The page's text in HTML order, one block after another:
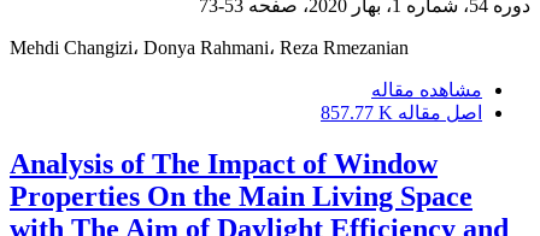
دوره 54، شماره 1، بهار 2020، صفحه 53-73
Mehdi Changizi، Donya Rahmani، Reza Rmezanian
مشاهده مقاله
اصل مقاله 857.77 K
Analysis of The Impact of Window
Properties On the Main Living Space
with The Aim of Daylight Efficiency and